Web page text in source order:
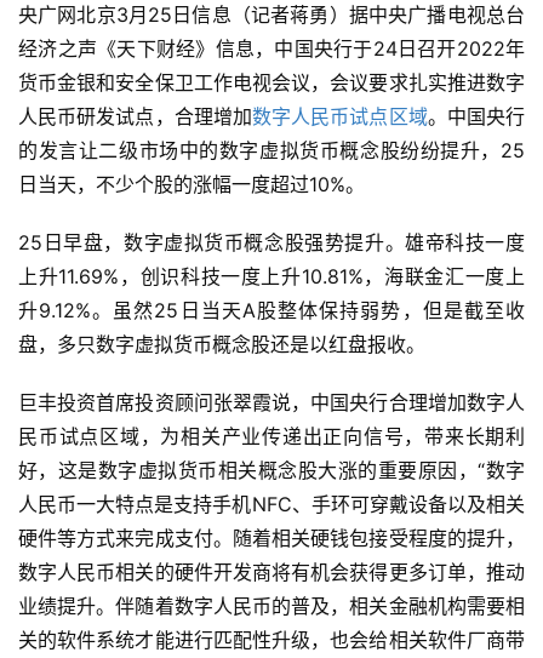
央广网北京3月25日信息（记者蒋勇）据中央广播电视总台
经济之声《天下财经》信息，中国央行于24日召开2022年
货币金银和安全保卫工作电视会议，会议要求扎实推进数字
人民币研发试点，合理增加数字人民币试点区域。中国央行
的发言让二级市场中的数字虚拟货币概念股纷纷提升，25
日当天，不少个股的涨幅一度超过10%。
25日早盘，数字虚拟货币概念股强势提升。雄帝科技一度
上升11.69%，创识科技一度上升10.81%，海联金汇一度上
升9.12%。虽然25日当天A股整体保持弱势，但是截至收
盘，多只数字虚拟货币概念股还是以红盘报收。
巨丰投资首席投资顾问张翠霞说，中国央行合理增加数字人
民币试点区域，为相关产业传递出正向信号，带来长期利
好，这是数字虚拟货币相关概念股大涨的重要原因，“数字
人民币一大特点是支持手机NFC、手环可穿戴设备以及相关
硬件等方式来完成支付。随着相关硬钱包接受程度的提升，
数字人民币相关的硬件开发商将有机会获得更多订单，推动
业绩提升。伴随着数字人民币的普及，相关金融机构需要相
关的软件系统才能进行匹配性升级，也会给相关软件厂商带